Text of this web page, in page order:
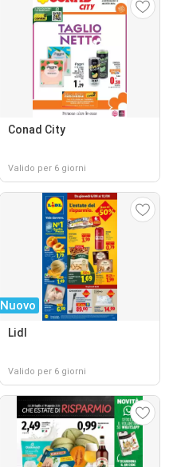
Conad City
Valido per 6 giorni
Nuovo
Lidl
Valido per 6 giorni